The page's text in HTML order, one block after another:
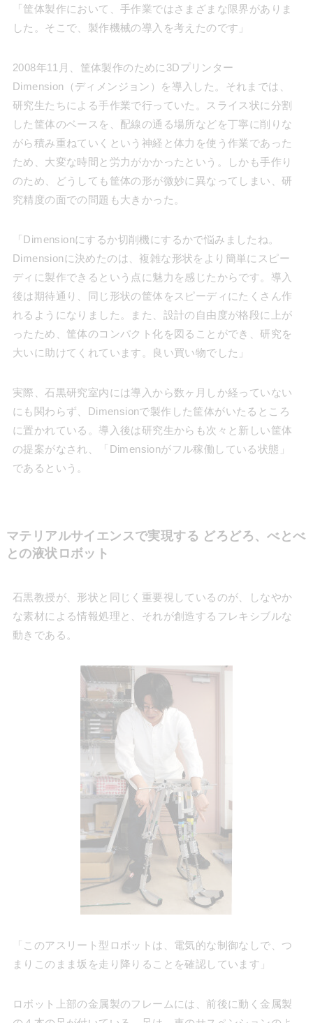
「筐体製作において、手作業ではさまざまな限界がありま
した。そこで、製作機械の導入を考えたのです」
2008年11月、筐体製作のために3Dプリンター
Dimension（ディメンジョン）を導入した。それまでは、
研究生たちによる手作業で行っていた。スライス状に分割
した筐体のベースを、配線の通る場所などを丁寧に削りな
がら積み重ねていくという神経と体力を使う作業であった
ため、大変な時間と労力がかかったという。しかも手作り
のため、どうしても筐体の形が微妙に異なってしまい、研
究精度の面での問題も大きかった。
「Dimensionにするか切削機にするかで悩みましたね。
Dimensionに決めたのは、複雑な形状をより簡単にスピー
ディに製作できるという点に魅力を感じたからです。導入
後は期待通り、同じ形状の筐体をスピーディにたくさん作
れるようになりました。また、設計の自由度が格段に上が
ったため、筐体のコンパクト化を図ることができ、研究を
大いに助けてくれています。良い買い物でした」
実際、石黒研究室内には導入から数ヶ月しか経っていない
にも関わらず、Dimensionで製作した筐体がいたるところ
に置かれている。導入後は研究生からも次々と新しい筐体
の提案がなされ、「Dimensionがフル稼働している状態」
であるという。
マテリアルサイエンスで実現する どろどろ、べとべ
との液状ロボット
石黒教授が、形状と同じく重要視しているのが、しなやか
な素材による情報処理と、それが創造するフレキシブルな
動きである。
「このアスリート型ロボットは、電気的な制御なしで、つ
まりこのまま坂を走り降りることを確認しています」
ロボット上部の金属製のフレームには、前後に動く金属製